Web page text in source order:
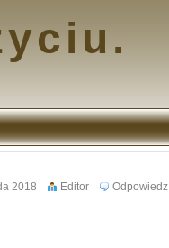
2018 Editor Odpowiedz